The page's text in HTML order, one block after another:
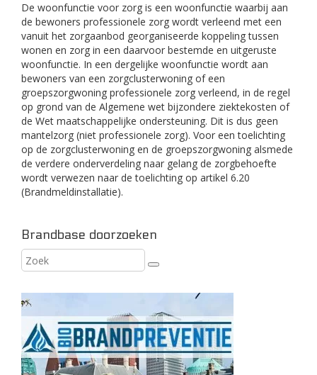
De woonfunctie voor zorg is een woonfunctie waarbij aan
de bewoners professionele zorg wordt verleend met een
vanuit het zorgaanbod georganiseerde koppeling tussen
wonen en zorg in een daarvoor bestemde en uitgeruste
woonfunctie. In een dergelijke woonfunctie wordt aan
bewoners van een zorgclusterwoning of een
groepszorgwoning professionele zorg verleend, in de regel
op grond van de Algemene wet bijzondere ziektekosten of
de Wet maatschappelijke ondersteuning. Dit is dus geen
mantelzorg (niet professionele zorg). Voor een toelichting
op de zorgclusterwoning en de groepszorgwoning alsmede
de verdere onderverdeling naar gelang de zorgbehoefte
wordt verwezen naar de toelichting op artikel 6.20
(Brandmeldinstallatie).
Brandbase doorzoeken